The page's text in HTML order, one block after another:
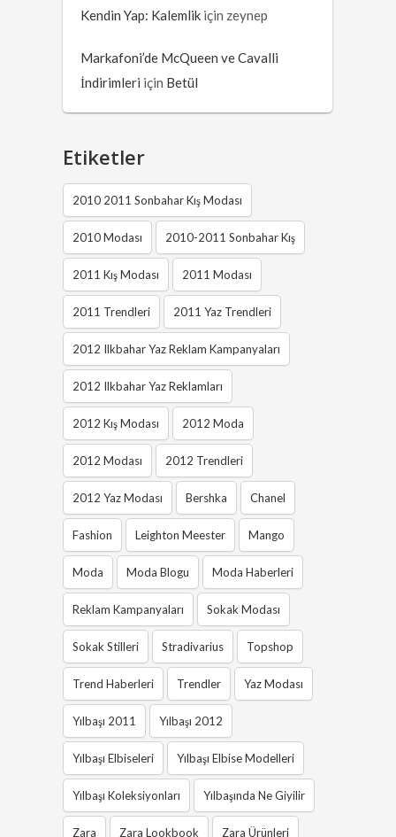
Kendin Yap: Kalemlik için zeynep
Markafoni’de McQueen ve Cavalli
İndirimleri için Betül
Etiketler
2010 2011 Sonbahar Kış Modası
2010 Modası 2010-2011 Sonbahar Kış
2011 Kış Modası 2011 Modası
2011 Trendleri 2011 Yaz Trendleri
2012 Ilkbahar Yaz Reklam Kampanyaları
2012 Ilkbahar Yaz Reklamları
2012 Kış Modası 2012 Moda
2012 Modası 2012 Trendleri
2012 Yaz Modası Bershka Chanel
Fashion Leighton Meester Mango
Moda Moda Blogu Moda Haberleri
Reklam Kampanyaları Sokak Modası
Sokak Stilleri Stradivarius Topshop
Trend Haberleri Trendler Yaz Modası
Yılbaşı 2011 Yılbaşı 2012
Yılbaşı Elbiseleri Yılbaşı Elbise Modelleri
Yılbaşı Koleksiyonları Yılbaşında Ne Giyilir
Zara Zara Lookbook Zara Ürünleri